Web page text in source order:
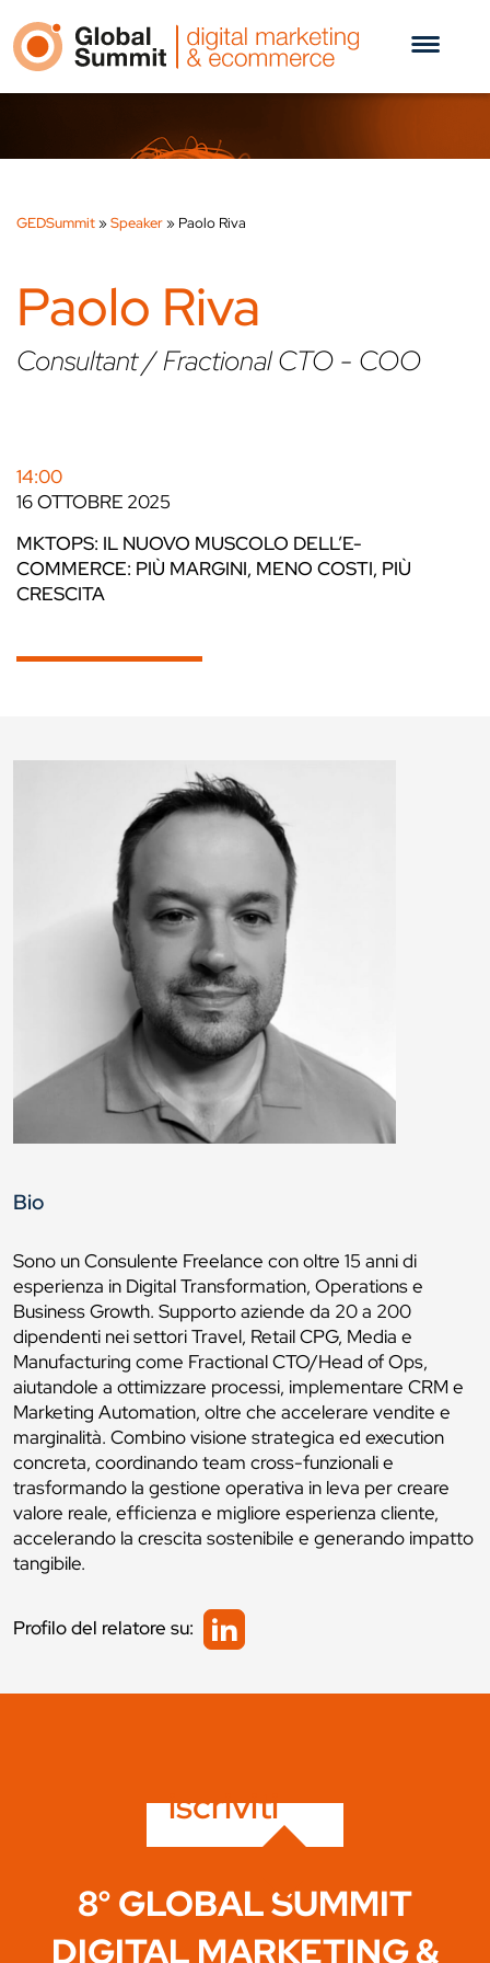
GEDSummit»Speaker» Paolo Riva
Paolo Riva
Consultant / Fractional CTO - COO
14:00
16 OTTOBRE 2025
MKTOPS: IL NUOVO MUSCOLO DELL’E-
COMMERCE: PIÙ MARGINI, MENO COSTI, PIÙ
CRESCITA
Bio
Sono un Consulente Freelance con oltre 15 anni di
esperienza in Digital Transformation, Operations e
Business Growth. Supporto aziende da 20 a 200
dipendenti nei settori Travel, Retail CPG, Media e
Manufacturing come Fractional CTO/Head of Ops,
aiutandole a ottimizzare processi, implementare CRM e
Marketing Automation, oltre che accelerare vendite e
marginalità. Combino visione strategica ed execution
concreta, coordinando team cross-funzionali e
trasformando la gestione operativa in leva per creare
valore reale, efficienza e migliore esperienza cliente,
accelerando la crescita sostenibile e generando impatto
tangibile.
Profilo del relatore su:
iscriviti
8° GLOBAL SUMMIT
DIGITAL MARKETING &